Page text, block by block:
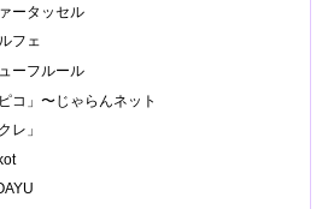
ータッセル
フェ
ーフルール
コ」〜じゃらんネット
レ」